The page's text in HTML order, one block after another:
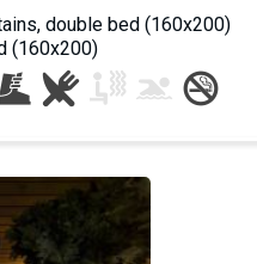
double bed (160x200)
(160x200)
INFO